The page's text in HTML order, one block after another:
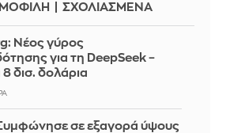
ΣΧΟΛΙΑΣΜΕΝΑ
Νέος γύρος
για τη DeepSeek –
δισ. δολάρια
σε εξαγορά ύψους